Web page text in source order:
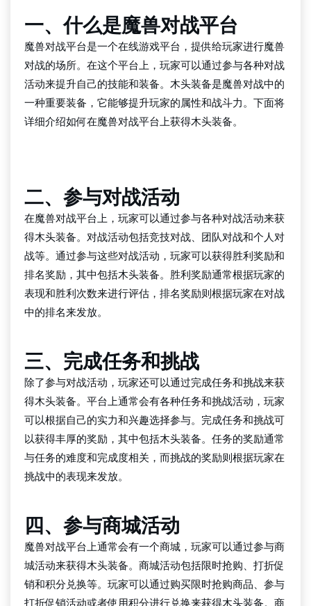
一、什么是魔兽对战平台
魔兽对战平台是一个在线游戏平台，提供给玩家进行魔兽
对战的场所。在这个平台上，玩家可以通过参与各种对战
活动来提升自己的技能和装备。木头装备是魔兽对战中的
一种重要装备，它能够提升玩家的属性和战斗力。下面将
详细介绍如何在魔兽对战平台上获得木头装备。
二、参与对战活动
在魔兽对战平台上，玩家可以通过参与各种对战活动来获
得木头装备。对战活动包括竞技对战、团队对战和个人对
战等。通过参与这些对战活动，玩家可以获得胜利奖励和
排名奖励，其中包括木头装备。胜利奖励通常根据玩家的
表现和胜利次数来进行评估，排名奖励则根据玩家在对战
中的排名来发放。
三、完成任务和挑战
除了参与对战活动，玩家还可以通过完成任务和挑战来获
得木头装备。平台上通常会有各种任务和挑战活动，玩家
可以根据自己的实力和兴趣选择参与。完成任务和挑战可
以获得丰厚的奖励，其中包括木头装备。任务的奖励通常
与任务的难度和完成度相关，而挑战的奖励则根据玩家在
挑战中的表现来发放。
四、参与商城活动
魔兽对战平台上通常会有一个商城，玩家可以通过参与商
城活动来获得木头装备。商城活动包括限时抢购、打折促
销和积分兑换等。玩家可以通过购买限时抢购商品、参与
打折促销活动或者使用积分进行兑换来获得木头装备。商